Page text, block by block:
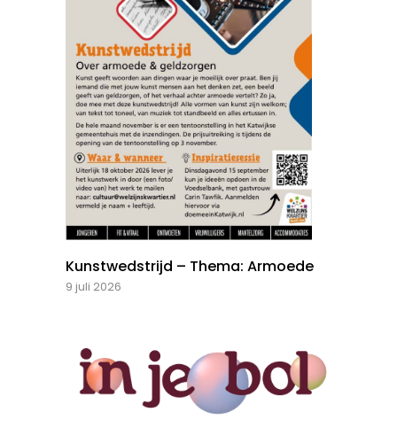
Kunstwedstrijd – Thema: Armoede
9 juli 2026